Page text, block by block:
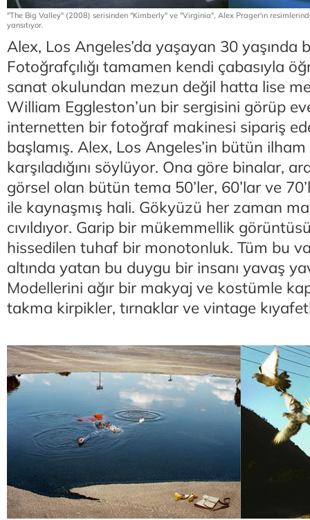
"The Big Valley" (2008) serisinden "Kimberly" ve "Virginia", Alex Prager'ın resimlerinde
yansıtıyor.
Alex, Los Angeles’da yaşayan 30 yaşında
Fotoğrafçılığı tamamen kendi çabasıyla
sanat okulundan mezun değil hatta lise
William Eggleston’un bir sergisini görüp
internetten bir fotoğraf makinesi sipariş
başlamış. Alex, Los Angeles’in bütün ilham
karşıladığını söylüyor. Ona göre binalar,
görsel olan bütün tema 50’ler, 60’lar ve
ile kaynaşmış hali. Gökyüzü her zaman
cıvıldıyor. Garip bir mükemmellik
hissedilen tuhaf bir monotonluk. Tüm bu
altında yatan bu duygu bir insanı yavaş
Modellerini ağır bir makyaj ve kostümle
takma kirpikler, tırnaklar ve vintage